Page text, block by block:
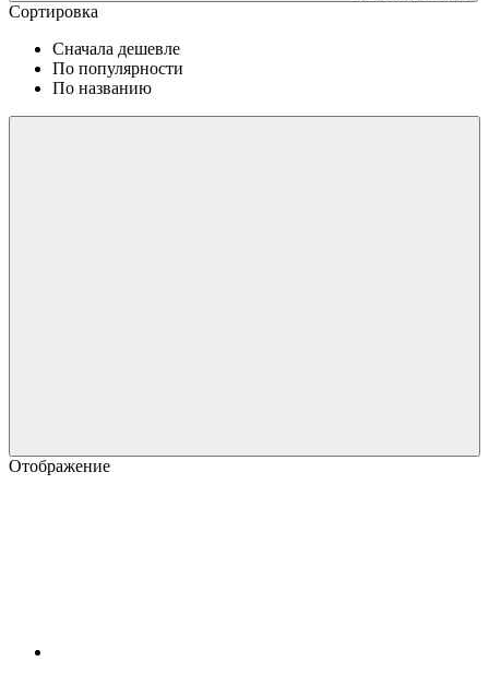
Сортировка
Сначала дешевле
По популярности
По названию
Отображение